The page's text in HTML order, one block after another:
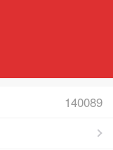
140089